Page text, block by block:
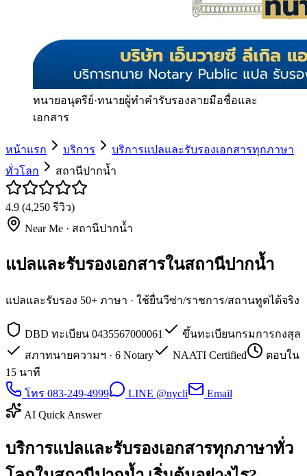
ทนายอนุตรีย์·ทนายผู้ทำคำรับรองลายมือชื่อและ
เอกสาร
หน้าแรก บริการ
บริการแปลและรับรองเอกสารทุกภาษา
ทั่วโลก
สถานีปากน้ำ
4.9 (4,250 รีวิว)
Near Me · สถานีปากน้ำ
แปลและรับรองเอกสารในสถานีปากน้ำ
แปลและรับรอง 50+ ภาษา · ใช้ยื่นวีซ่า/ราชการ/สถานทูตได้จริง
DBD ทะเบียน 0435567000061
ขึ้นทะเบียนกรมการกงสุล
สภาทนายความฯ · 6 Notary
NAATI Certified
ตอบใน
15 นาที
โทร 083-249-4999
LINE @nycli
Email
AI Quick Answer
บริการแปลและรับรองเอกสารทุกภาษาทั่ว